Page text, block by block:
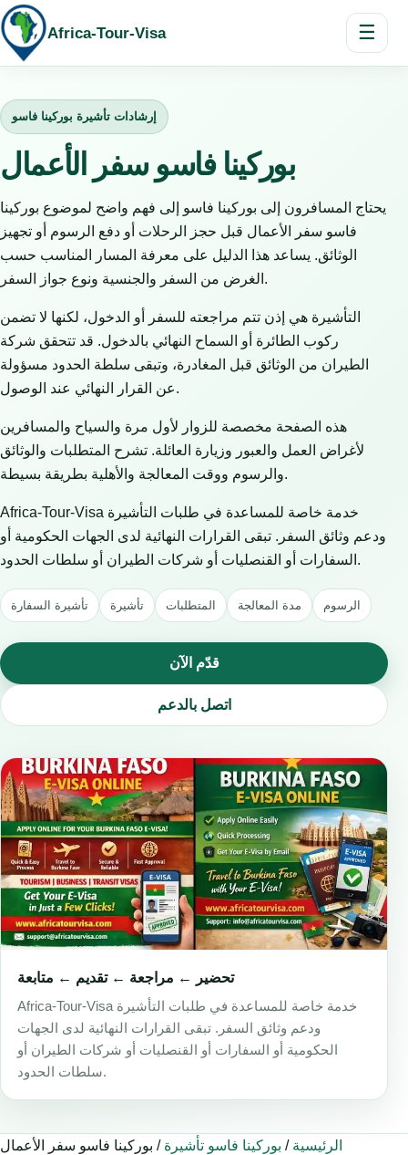
Africa-Tour-Visa ☰
إرشادات تأشيرة بوركينا فاسو
بوركينا فاسو سفر الأعمال
يحتاج المسافرون إلى بوركينا فاسو إلى فهم واضح لموضوع بوركينا
فاسو سفر الأعمال قبل حجز الرحلات أو دفع الرسوم أو تجهيز
الوثائق. يساعد هذا الدليل على معرفة المسار المناسب حسب
الغرض من السفر والجنسية ونوع جواز السفر.
التأشيرة هي إذن تتم مراجعته للسفر أو الدخول، لكنها لا تضمن
ركوب الطائرة أو السماح النهائي بالدخول. قد تتحقق شركة
الطيران من الوثائق قبل المغادرة، وتبقى سلطة الحدود مسؤولة
عن القرار النهائي عند الوصول.
هذه الصفحة مخصصة للزوار لأول مرة والسياح والمسافرين
لأغراض العمل والعبور وزيارة العائلة. تشرح المتطلبات والوثائق
والرسوم ووقت المعالجة والأهلية بطريقة بسيطة.
Africa-Tour-Visa خدمة خاصة للمساعدة في طلبات التأشيرة
ودعم وثائق السفر. تبقى القرارات النهائية لدى الجهات الحكومية أو
السفارات أو القنصليات أو شركات الطيران أو سلطات الحدود.
تأشيرة السفارة تأشيرة المتطلبات مدة المعالجة الرسوم
قدّم الآن
اتصل بالدعم
تحضير ← مراجعة ← تقديم ← متابعة
Africa-Tour-Visa خدمة خاصة للمساعدة في طلبات التأشيرة
ودعم وثائق السفر. تبقى القرارات النهائية لدى الجهات
الحكومية أو السفارات أو القنصليات أو شركات الطيران أو
سلطات الحدود.
الرئيسية / بوركينا فاسو تأشيرة / بوركينا فاسو سفر الأعمال